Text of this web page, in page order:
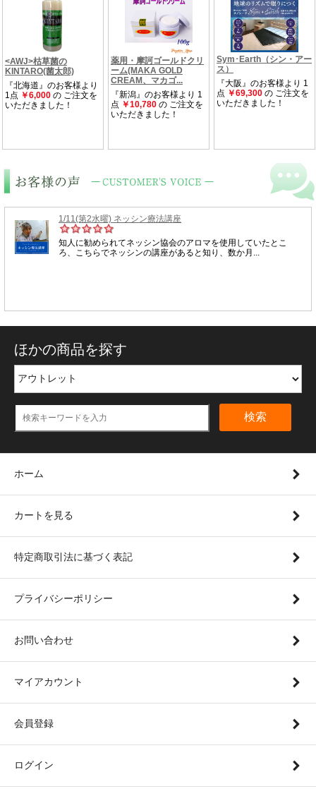
ほかの商品を探す
検索
ホーム
カートを見る
特定商取引法に基づく表記
プライバシーポリシー
お問い合わせ
マイアカウント
会員登録
ログイン